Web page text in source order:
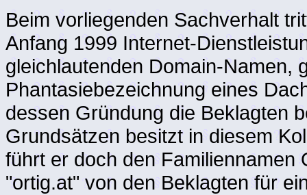
Beim vorliegenden Sachverhalt
Anfang 1999 Internet-
gleichlautenden Domain-Namen,
Phantasiebezeichnung eines
dessen Gründung die Beklagten
Grundsätzen besitzt in diesem
führt er doch den Familiennamen
"ortig.at" von den Beklagten für